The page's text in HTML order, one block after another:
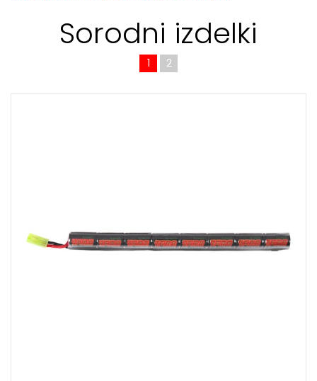
Sorodni izdelki
1 2